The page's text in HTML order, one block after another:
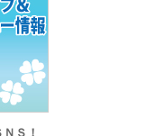
Ｓ！